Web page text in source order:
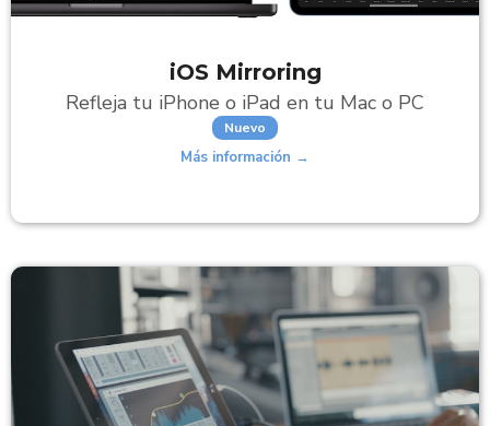
iOS Mirroring
Refleja tu iPhone o iPad en tu Mac o PC
Nuevo
Más información →